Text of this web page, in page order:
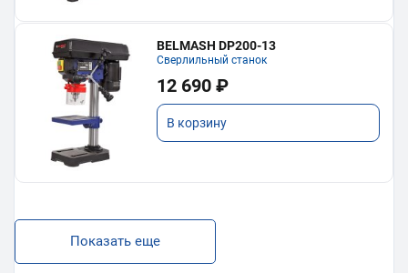
BELMASH DP200-13
Сверлильный станок
12 690 ₽
В корзину
Показать еще